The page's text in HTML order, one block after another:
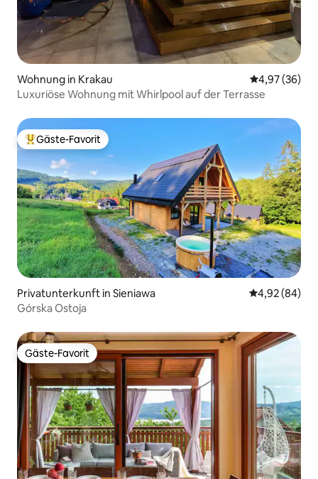
Wohnung in Krakau
4,97 (36)
Luxuriöse Wohnung mit Whirlpool auf der Terrasse
Beliebter Gäste-Favorit.
Gäste-Favorit
Privatunterkunft in Sieniawa
4,92 (84)
Górska Ostoja
Gäste-Favorit
Gäste-Favorit